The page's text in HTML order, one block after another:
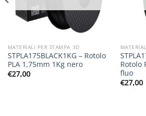
MATERIALI PER STAMPA 3D
STPLA175BLACK1KG – Rotolo
PLA 1,75mm 1Kg nero
€27,00
Rotolo
fluo
€27,00